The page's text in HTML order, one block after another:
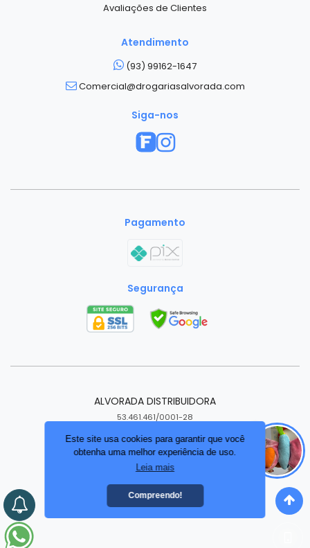
Este site usa cookies para garantir que você
obtenha uma melhor experiência de uso.
Leia mais
Compreendo!
Avaliações de Clientes
Atendimento
(93) 99162-1647
Comercial@drogariasalvorada.com
Siga-nos
Pagamento
Segurança
ALVORADA DISTRIBUIDORA
53.461.461/0001-28
Criar loja virtual com a plataforma